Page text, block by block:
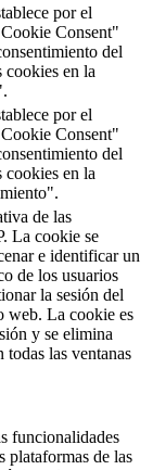
por el
Consent"
del
cookies en la
por el
Consent"
del
cookies en la
de las
La cookie se
e identificar un
de los usuarios
la sesión del
web. La cookie es
y se elimina
todas las ventanas
funcionalidades
plataformas de las